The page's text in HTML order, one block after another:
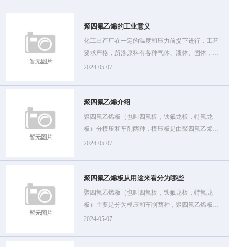
聚四氟乙烯的工业意义
化工出产厂在一定的温度和压力前提下进行，工艺
要求严格，所涉原料有各种气体、液体、固体，物
性千差万别，需要各种类型的出产设备。
2024-05-07
聚四氟乙烯介绍
聚四氟乙烯板（也叫四氟板，铁氟龙板，特氟龙
板）分模压和车削两种，模压板是由聚四氟乙烯树
脂在常温下用模压法成型，再经烧结、冷却而制
2024-05-07
聚四氟乙烯板从用途来看分为哪些
聚四氟乙烯板（也叫四氟板，铁氟龙板，特氟龙
板）主要是分为模压和车削两种，聚四氟乙烯板模
压板是由聚四氟乙烯树脂在常温下用模压法成型，
2024-05-07